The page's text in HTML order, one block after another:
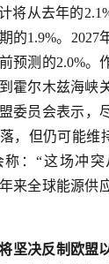
将从去年的
的1.9%。2027
预测的2.0%。
霍尔木兹海峡
委员会表示，
，但仍可能维
称：“这场冲
来全球能源供
坚决反制欧盟